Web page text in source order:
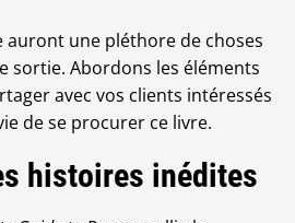
auront une pléthore de choses
sortie. Abordons les éléments
avec vos clients intéressés
de se procurer ce livre.
histoires inédites